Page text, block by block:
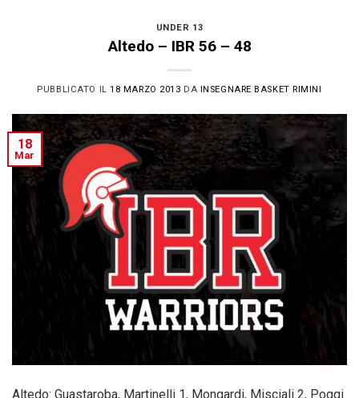
UNDER 13
Altedo – IBR 56 – 48
PUBBLICATO IL18 MARZO 2013 DA INSEGNARE BASKET RIMINI
18
Mar
Altedo: Guastaroba, Martinelli 1, Mongardi, Misciali 2, Poggi